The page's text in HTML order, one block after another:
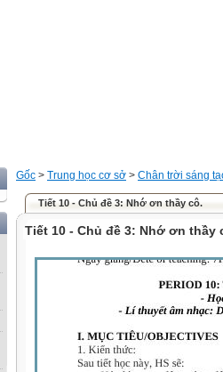
Gốc > Trung học cơ sở > Chân trời sáng
Tiết 10 - Chủ đề 3: Nhớ ơn thầy cô.
Tiết 10 - Chủ đề 3: Nhớ ơn thầy